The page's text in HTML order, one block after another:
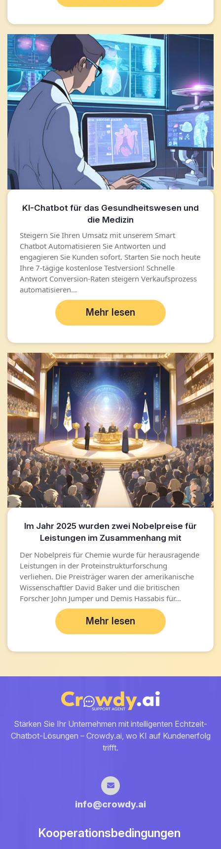
KI-Chatbot für das Gesundheitswesen und
die Medizin
Steigern Sie Ihren Umsatz mit unserem Smart
Chatbot Automatisieren Sie Antworten und
engagieren Sie Kunden sofort. Starten Sie noch heute
Ihre 7-tägige kostenlose Testversion! Schnelle
Antwort Conversion-Raten steigern Verkaufsprozess
automatisieren...
Mehr lesen
Im Jahr 2025 wurden zwei Nobelpreise für
Leistungen im Zusammenhang mit
künstlicher Intelligenz verliehen.
Der Nobelpreis für Chemie wurde für herausragende
Leistungen in der Proteinstrukturforschung
verliehen. Die Preisträger waren der amerikanische
Wissenschaftler David Baker und die britischen
Forscher John Jumper und Demis Hassabis für...
Mehr lesen
Stärken Sie Ihr Unternehmen mit intelligenten Echtzeit-
Chatbot-Lösungen – Crowdy.ai, wo KI auf Kundenerfolg
trifft.
info@crowdy.ai
Kooperationsbedingungen